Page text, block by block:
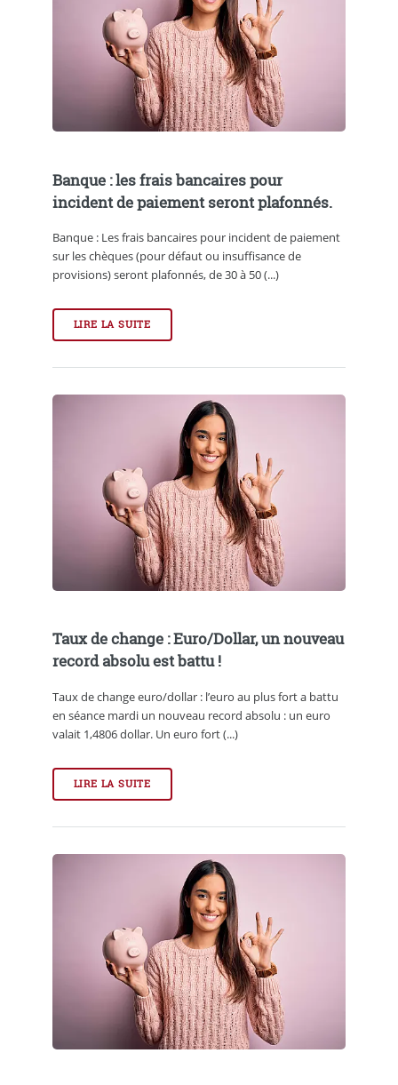
Banque : les frais bancaires pour
incident de paiement seront plafonnés.
Banque : Les frais bancaires pour incident de paiement
sur les chèques (pour défaut ou insuffisance de
provisions) seront plafonnés, de 30 à 50 (...)
LIRE LA SUITE
Taux de change : Euro/Dollar, un nouveau
record absolu est battu !
Taux de change euro/dollar : l’euro au plus fort a battu
en séance mardi un nouveau record absolu : un euro
valait 1,4806 dollar. Un euro fort (...)
LIRE LA SUITE